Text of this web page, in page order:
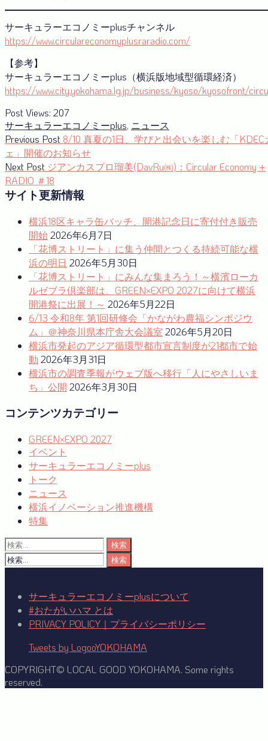
サーキュラーエコノミーplusチャンネル
https://www.circulareconomyplusraradio.com/
【参考】
サーキュラーエコノミーplus（横浜版地域型循環経済）
https://www.city.yokohama.lg.jp/business/kyoso/kyosofront/
Post Views: 207
サーキュラーエコノミーplus, ニュース
投
稿
ナ
ビ
ゲ
シ
ョ
Previous Post Previous
post:
8/10 真夏の1日、学びと出会いを楽しむ「KDEC
ェ」開催のお知らせ
Next Post Next
post:
ジアンカスプロ瑠美(DavRu㈱)：Circular Economy +
RADIO ＃18
サイト更新情報
横浜18区キャラ缶バッチ、開港記念日に寄付付き販売
開始2026年6月7日
「花博ストリート」に集う仲間とつくる持続可能な横
浜の明日 2026年5月30日
「花博ストリート」にみんな集まろう！～横濱ローカ
ルゼブラ倶楽部は、GREEN×EXPO 2027に向けて横浜
開港祭に出展！～ 2026年5月22日
6/13 令和8年 第1回研修会「かながわ農福シンポジウ
ム」＠神奈川県本庁舎大会議室 2026年5月20日
横浜市発起のアジア循環型都市宣言制度が21都市で始
動 2026年3月31日
横浜市の調査季報がウェブ版へ移行「人にやさしいま
ち」公開 2026年3月30日
コンテンツカテゴリー
GREEN×EXPO 2027
イベント
サーキュラーエコノミーplus
トーク
ニュース
横浜イノベーション推進機構
特集
検
索:
検
索:
サーキュラーエコノミーplusについて
#おたがいハマ とは
PRIVACY POLICY｜プライバシーポリシー
Tweets by LogooYOKOHAMA
COPYRIGHT© LOCAL GOOD YOKOHAMA. Some rights
reserved.